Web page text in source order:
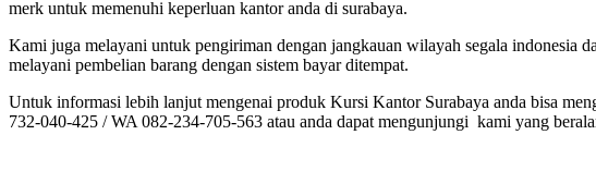
merk untuk memenuhi keperluan kantor anda di surabaya.
Kami juga melayani untuk pengiriman dengan jangkauan wilayah segala indonesia
melayani pembelian barang dengan sistem bayar ditempat.
Untuk informasi lebih lanjut mengenai produk Kursi Kantor Surabaya anda bisa
732-040-425 / WA 082-234-705-563 atau anda dapat mengunjungi kami yang